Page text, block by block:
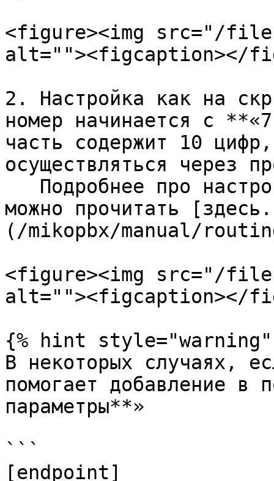
<figure><img src="/files/
alt=""><figcaption></
2. Настройка как на
номер начинается с
часть содержит 10
осуществляться через
можно прочитать
(/mikopbx/manual/
<figure><img src="/files/
alt=""><figcaption></
{% hint style="warning"
В некоторых случаях,
помогает добавление в
параметры**»
```
[endpoint]